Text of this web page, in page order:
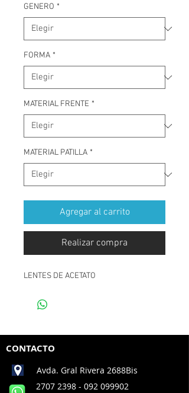
GENERO *
FORMA *
MATERIAL FRENTE *
MATERIAL PATILLA *
Agregar al carrito
Realizar compra
LENTES DE ACETATO
CONTACTO
Avda. Gral Rivera 2688Bis
2707 2398 - 092 099902